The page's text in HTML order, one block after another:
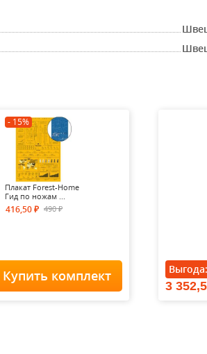
- 15%
Плакат Forest-Home
Гид по ножам ...
416,50 ₽ 490₽
Купить комплект Выгода:
3